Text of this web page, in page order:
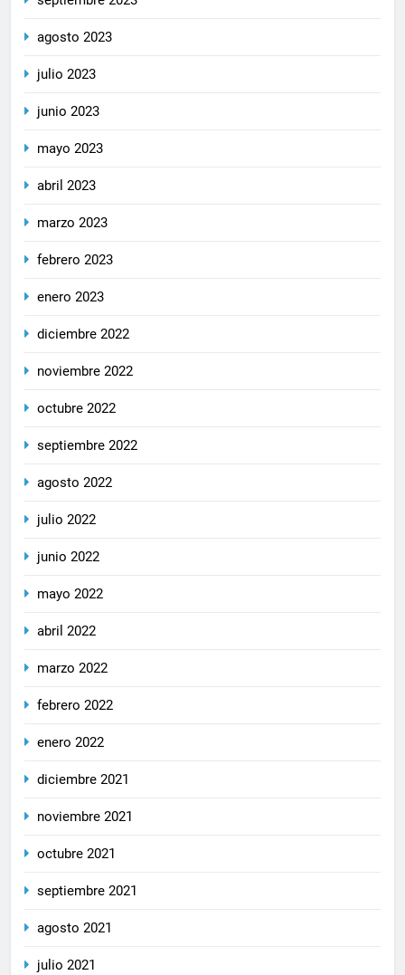
agosto 2023
julio 2023
junio 2023
mayo 2023
abril 2023
marzo 2023
febrero 2023
enero 2023
diciembre 2022
noviembre 2022
octubre 2022
septiembre 2022
agosto 2022
julio 2022
junio 2022
mayo 2022
abril 2022
marzo 2022
febrero 2022
enero 2022
diciembre 2021
noviembre 2021
octubre 2021
septiembre 2021
agosto 2021
julio 2021